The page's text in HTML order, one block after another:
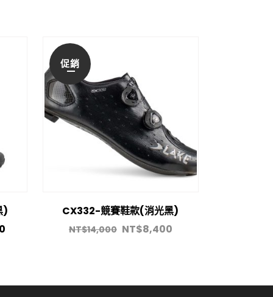
)
促銷
CX332-競賽鞋款(消光黑)
NT$14,000 NT$8,400